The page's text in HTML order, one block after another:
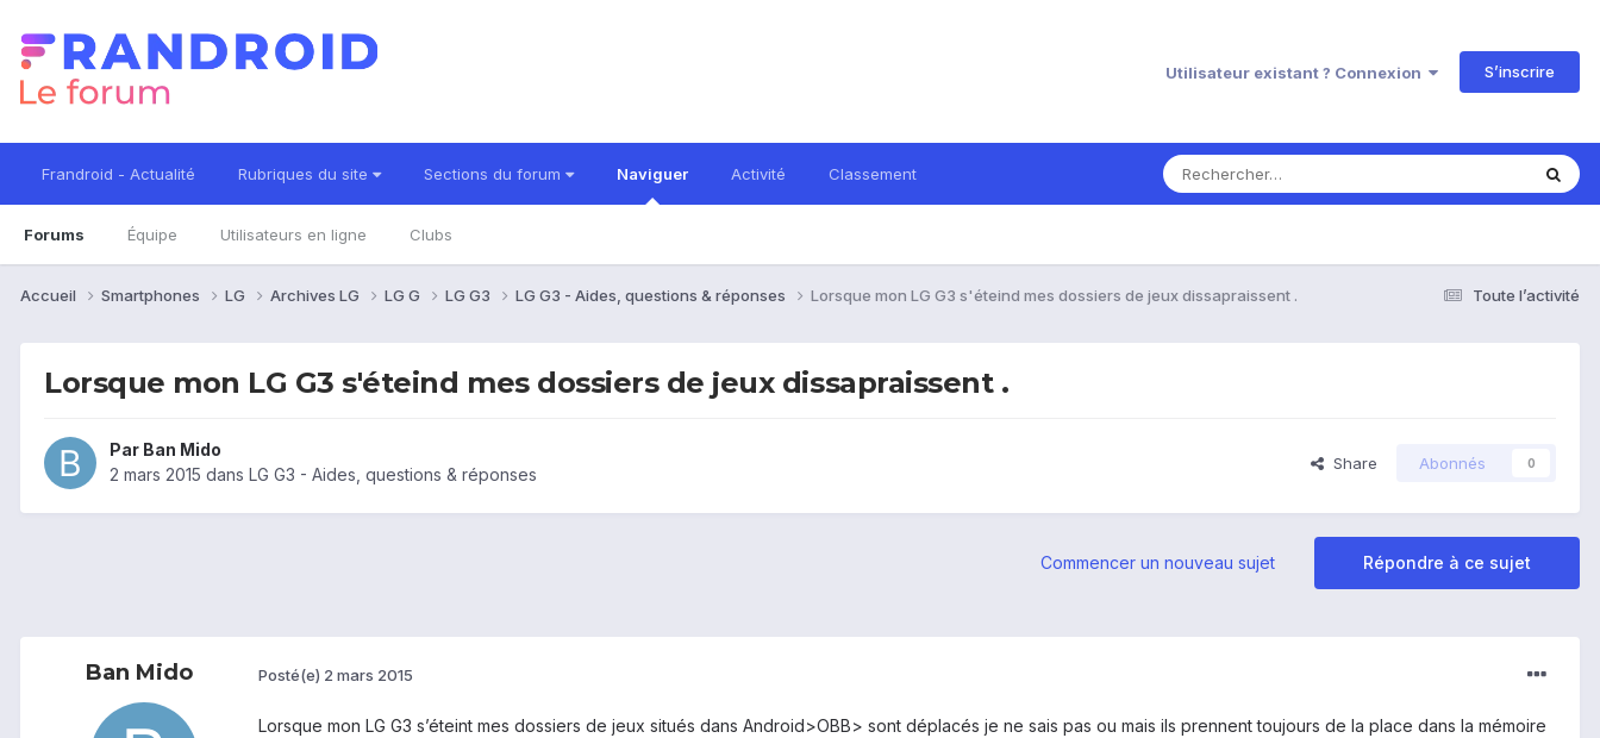
Utilisateur existant ? Connexion S’inscrire
Frandroid - Actualité Rubriques du site Sections du forum Naviguer
Forums Équipe Utilisateurs en ligne Clubs
Activité Classement
Toute l’activité
Accueil Smartphones LG Archives LG LG G LG G3 LG G3 - Aides, questions & réponses Lorsque mon LG G3 s'éteind mes dossiers de jeux dissapraissent .
Lorsque mon LG G3 s'éteind mes dossiers de jeux dissapraissent .
Par Ban Mido
2 mars 2015 dans LG G3 - Aides, questions & réponses
Share Abonnés 0
Répondre à ce sujet
Commencer un nouveau sujet
Ban Mido Posté(e) 2 mars 2015
Lorsque mon LG G3 s’éteint mes dossiers de jeux situés dans Android>OBB> sont déplacés je ne sais pas ou mais ils prennent toujours de la place dans la mémoire